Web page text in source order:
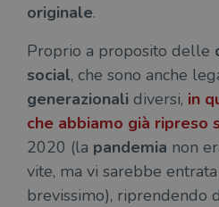
originale.
Proprio a proposito delle
social, che sono anche
generazionali diversi, in
che abbiamo già ripreso
2020 (la pandemia non
vite, ma vi sarebbe
brevissimo), riprendendo